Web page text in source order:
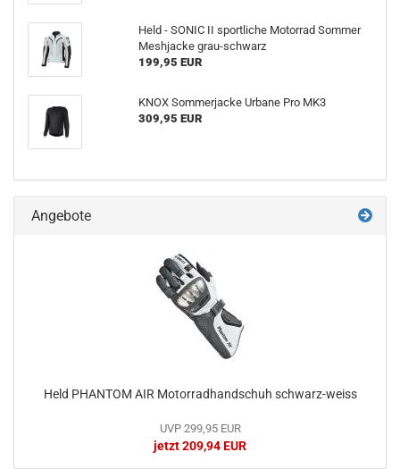
Held - SONIC II sportliche Motorrad Sommer
Meshjacke grau-schwarz
199,95 EUR
KNOX Sommerjacke Urbane Pro MK3
309,95 EUR
Angebote
Held PHANTOM AIR Motorradhandschuh schwarz-weiss
UVP 299,95 EUR
jetzt 209,94 EUR